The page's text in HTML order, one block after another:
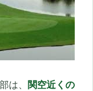
は、
関空近くの